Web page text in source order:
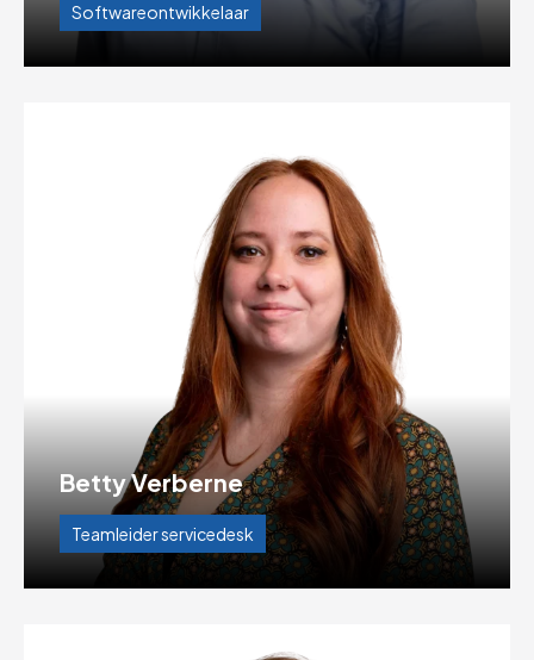
Softwareontwikkelaar
Betty Verberne
Teamleider servicedesk